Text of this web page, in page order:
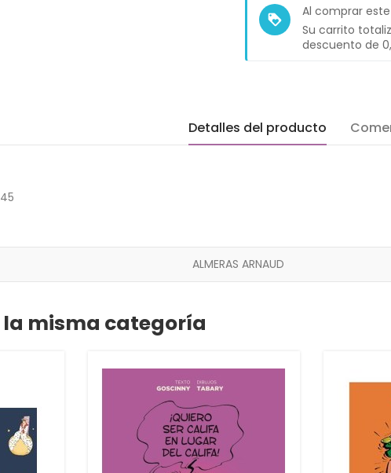
loyalty
Al comprar
Su carrito
descuento de
Detalles del producto
ALMERAS ARNAUD
la misma categoría